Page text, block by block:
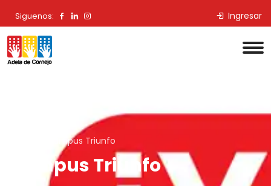
Siguenos: Ingresar
Campus Triunfo
Campus Triunfo